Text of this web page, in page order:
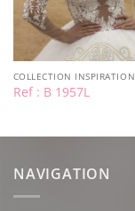
COLLECTION INSPIRATION
Ref : B 1957L
NAVIGATION